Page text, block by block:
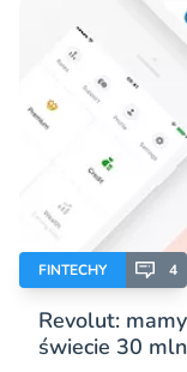
FINTECHY 4
Revolut:
świecie 30 mln